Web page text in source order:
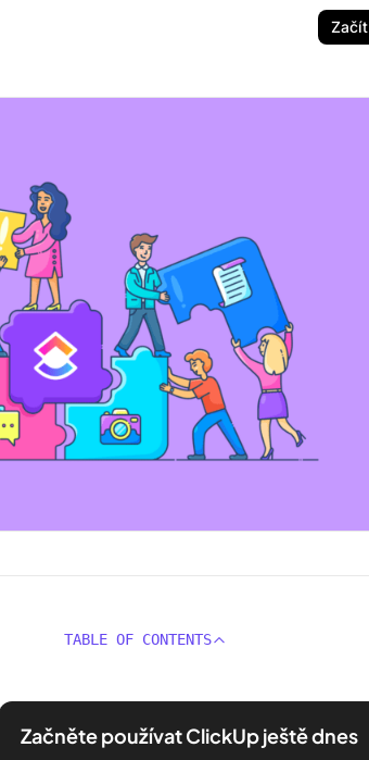
Začít
TABLE OF CONTENTS
Začněte používat ClickUp ještě dnes